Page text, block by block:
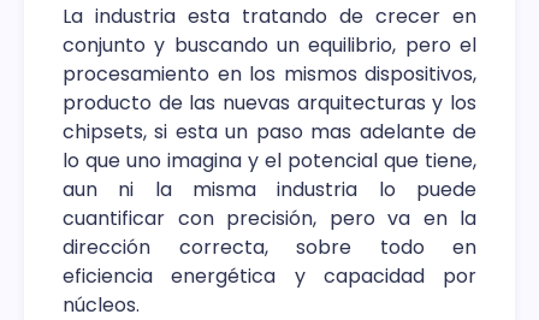
La industria esta tratando de crecer en
conjunto y buscando un equilibrio, pero el
procesamiento en los mismos dispositivos,
producto de las nuevas arquitecturas y los
chipsets, si esta un paso mas adelante de
lo que uno imagina y el potencial que tiene,
aun ni la misma industria lo puede
cuantificar con precisión, pero va en la
dirección correcta, sobre todo en
eficiencia energética y capacidad por
núcleos.